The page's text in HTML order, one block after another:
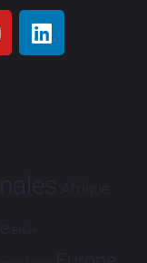
Afrique
Brève